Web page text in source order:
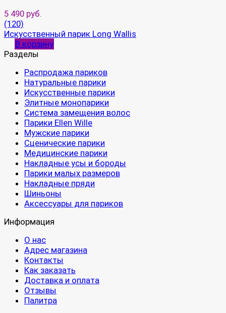
5 490 руб.
(120)
Искусственный парик Long Wallis
В корзину
Разделы
Распродажа париков
Натуральные парики
Искусственные парики
Элитные монопарики
Система замещения волос
Парики Ellen Wille
Мужские парики
Сценические парики
Медицинские парики
Накладные усы и бороды
Парики малых размеров
Накладные пряди
Шиньоны
Аксессуары для париков
Информация
О нас
Адрес магазина
Контакты
Как заказать
Доставка и оплата
Отзывы
Палитра